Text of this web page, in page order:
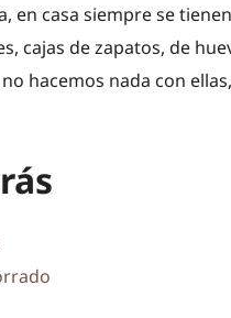
en casa siempre se
cajas de zapatos, de
hacemos nada con